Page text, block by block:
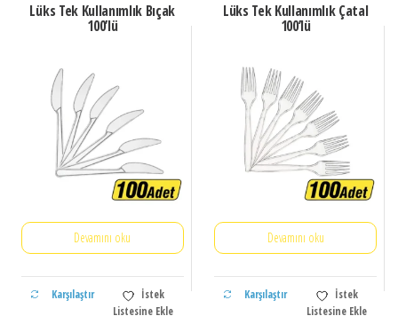
Lüks Tek Kullanımlık Bıçak
100’lü
Devamını oku
Karşılaştır
İstek
Listesine Ekle
Lüks Tek Kullanımlık Çatal
100’lü
Devamını oku
Karşılaştır
İstek
Listesine Ekle